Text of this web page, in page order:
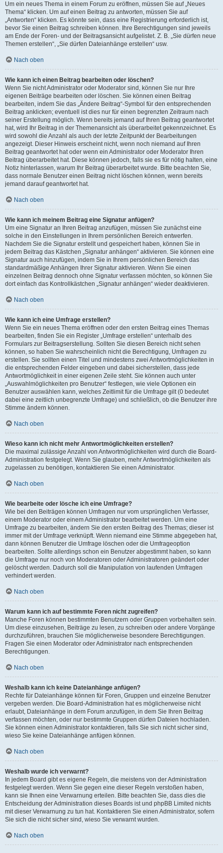
Um ein neues Thema in einem Forum zu eröffnen, müssen Sie auf „Neues
Thema“ klicken. Um auf einen Beitrag zu antworten, müssen Sie auf
„Antworten“ klicken. Es könnte sein, dass eine Registrierung erforderlich ist,
bevor Sie einen Beitrag schreiben können. Ihre Berechtigungen sind jeweils
am Ende der Foren- und der Beitragsansicht aufgelistet. Z. B. „Sie dürfen neue
Themen erstellen“, „Sie dürfen Dateianhänge erstellen“ usw.
Nach oben
Wie kann ich einen Beitrag bearbeiten oder löschen?
Wenn Sie nicht Administrator oder Moderator sind, können Sie nur Ihre
eigenen Beiträge bearbeiten oder löschen. Sie können einen Beitrag
bearbeiten, indem Sie das „Ändere Beitrag“-Symbol für den entsprechenden
Beitrag anklicken; eventuell ist dies nur für einen begrenzten Zeitraum nach
seiner Erstellung möglich. Wenn bereits jemand auf Ihren Beitrag geantwortet
hat, wird Ihr Beitrag in der Themenansicht als überarbeitet gekennzeichnet. Es
wird sowohl die Anzahl als auch der letzte Zeitpunkt der Bearbeitungen
angezeigt. Dieser Hinweis erscheint nicht, wenn noch niemand auf Ihren
Beitrag geantwortet hat oder wenn ein Administrator oder Moderator Ihren
Beitrag überarbeitet hat. Diese können jedoch, falls sie es für nötig halten, eine
Notiz hinterlassen, warum Ihr Beitrag überarbeitet wurde. Bitte beachten Sie,
dass normale Benutzer einen Beitrag nicht löschen können, wenn bereits
jemand darauf geantwortet hat.
Nach oben
Wie kann ich meinem Beitrag eine Signatur anfügen?
Um eine Signatur an Ihren Beitrag anzufügen, müssen Sie zunächst eine
solche in den Einstellungen in Ihrem persönlichen Bereich entwerfen.
Nachdem Sie die Signatur erstellt und gespeichert haben, können Sie in
jedem Beitrag das Kästchen „Signatur anhängen“ aktivieren. Sie können eine
Signatur auch hinzufügen, indem Sie in Ihrem persönlichen Bereich das
standardmäßige Anhängen Ihrer Signatur aktivieren. Wenn Sie einen
einzelnen Beitrag dennoch ohne Signatur verfassen möchten, so können Sie
dort einfach das Kontrollkästchen „Signatur anhängen“ wieder deaktivieren.
Nach oben
Wie kann ich eine Umfrage erstellen?
Wenn Sie ein neues Thema eröffnen oder den ersten Beitrag eines Themas
bearbeiten, finden Sie ein Register „Umfrage erstellen“ unterhalb des
Formulars zur Beitragserstellung. Sollten Sie diesen Bereich nicht sehen
können, so haben Sie wahrscheinlich nicht die Berechtigung, Umfragen zu
erstellen. Sie sollten einen Titel und mindestens zwei Antwortmöglichkeiten in
die entsprechenden Felder eingeben und dabei sicherstellen, dass jede
Antwortmöglichkeit in einer eigenen Zeile steht. Sie können auch unter
„Auswahlmöglichkeiten pro Benutzer“ festlegen, wie viele Optionen ein
Benutzer auswählen kann, welches Zeitlimit für die Umfrage gilt (0 bedeutet
dabei eine zeitlich unbegrenzte Umfrage) und schließlich, ob die Benutzer ihre
Stimme ändern können.
Nach oben
Wieso kann ich nicht mehr Antwortmöglichkeiten erstellen?
Die maximal zulässige Anzahl von Antwortmöglichkeiten wird durch die Board-
Administration festgelegt. Wenn Sie glauben, mehr Antwortmöglichkeiten als
zugelassen zu benötigen, kontaktieren Sie einen Administrator.
Nach oben
Wie bearbeite oder lösche ich eine Umfrage?
Wie bei den Beiträgen können Umfragen nur vom ursprünglichen Verfasser,
einem Moderator oder einem Administrator bearbeitet werden. Um eine
Umfrage zu bearbeiten, ändern Sie den ersten Beitrag des Themas; dieser ist
immer mit der Umfrage verknüpft. Wenn niemand eine Stimme abgegeben hat,
dann können Benutzer die Umfrage löschen oder die Umfrageoption
bearbeiten. Sollte allerdings schon ein Benutzer abgestimmt haben, so kann
die Umfrage nur noch von Moderatoren oder Administratoren geändert oder
gelöscht werden. Dadurch soll die Manipulation von laufenden Umfragen
verhindert werden.
Nach oben
Warum kann ich auf bestimmte Foren nicht zugreifen?
Manche Foren können bestimmten Benutzern oder Gruppen vorbehalten sein.
Um diese einzusehen, Beiträge zu lesen, zu schreiben oder andere Vorgänge
durchzuführen, brauchen Sie möglicherweise besondere Berechtigungen.
Fragen Sie einen Moderator oder Administrator nach entsprechenden
Berechtigungen.
Nach oben
Weshalb kann ich keine Dateianhänge anfügen?
Rechte für Dateianhänge können für Foren, Gruppen und einzelne Benutzer
vergeben werden. Die Board-Administration hat es möglicherweise nicht
erlaubt, Dateianhänge in dem Forum anzufügen, in dem Sie Ihren Beitrag
verfassen möchten, oder nur bestimmte Gruppen dürfen Dateien hochladen.
Sie können einen Administrator kontaktieren, falls Sie sich nicht sicher sind,
wieso Sie keine Dateianhänge anfügen können.
Nach oben
Weshalb wurde ich verwarnt?
In jedem Board gibt es eigene Regeln, die meistens von der Administration
festgelegt werden. Wenn Sie gegen eine dieser Regeln verstoßen haben,
kann sie Ihnen eine Verwarnung erteilen. Bitte beachten Sie, dass dies die
Entscheidung der Administration dieses Boards ist und phpBB Limited nichts
mit dieser Verwarnung zu tun hat. Kontaktieren Sie einen Administrator, sofern
Sie sich die nicht sicher sind, wieso Sie verwarnt wurden.
Nach oben